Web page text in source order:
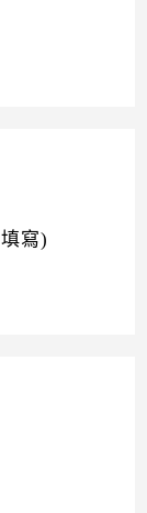
寫)